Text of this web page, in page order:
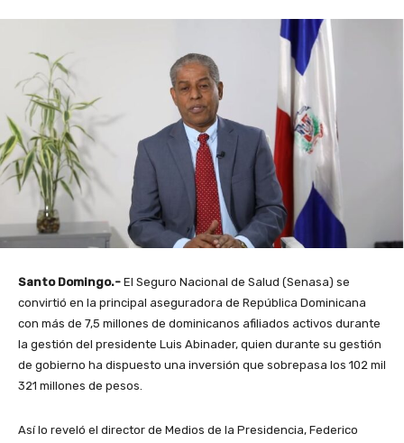
Santo Domingo.- El Seguro Nacional de Salud (Senasa) se
convirtió en la principal aseguradora de República Dominicana
con más de 7,5 millones de dominicanos afiliados activos durante
la gestión del presidente Luis Abinader, quien durante su gestión
de gobierno ha dispuesto una inversión que sobrepasa los 102 mil
321 millones de pesos.
Así lo reveló el director de Medios de la Presidencia, Federico